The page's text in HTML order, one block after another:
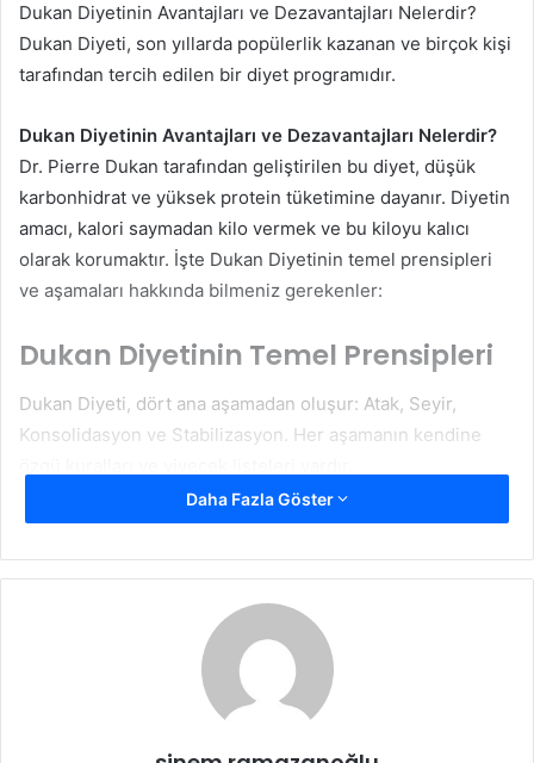
Dukan Diyetinin Avantajları ve Dezavantajları Nelerdir?
Dukan Diyeti, son yıllarda popülerlik kazanan ve birçok kişi
tarafından tercih edilen bir diyet programıdır.
Dukan Diyetinin Avantajları ve Dezavantajları Nelerdir?
Dr. Pierre Dukan tarafından geliştirilen bu diyet, düşük
karbonhidrat ve yüksek protein tüketimine dayanır. Diyetin
amacı, kalori saymadan kilo vermek ve bu kiloyu kalıcı
olarak korumaktır. İşte Dukan Diyetinin temel prensipleri
ve aşamaları hakkında bilmeniz gerekenler:
Dukan Diyetinin Temel Prensipleri
Dukan Diyeti, dört ana aşamadan oluşur: Atak, Seyir,
Konsolidasyon ve Stabilizasyon. Her aşamanın kendine
Atak Aşaması: Bu aşama, hızlı kilo kaybını hedefler ve
genellikle 2-7 gün sürer. Sadece saf proteinlerin
yağsız süt ürünleri serbesttir. Amaç, vücudu ketozis
durumuna sokarak hızlı bir şekilde kilo vermeyi
Daha Fazla Göster